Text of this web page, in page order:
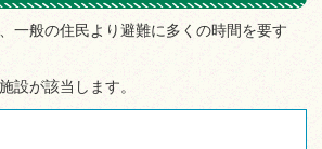
一般の住民より避難に多くの時間を要す
設が該当します。